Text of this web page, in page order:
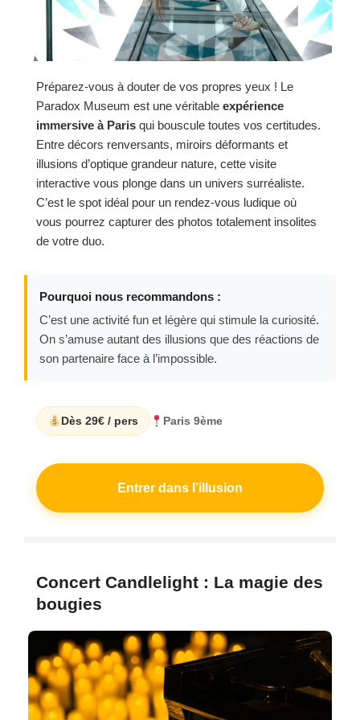
Préparez-vous à douter de vos propres yeux ! Le
Paradox Museum est une véritable expérience
immersive à Paris qui bouscule toutes vos certitudes.
Entre décors renversants, miroirs déformants et
illusions d’optique grandeur nature, cette visite
interactive vous plonge dans un univers surréaliste.
C’est le spot idéal pour un rendez-vous ludique où
vous pourrez capturer des photos totalement insolites
de votre duo.
Pourquoi nous recommandons :
C’est une activité fun et légère qui stimule la curiosité.
On s’amuse autant des illusions que des réactions de
son partenaire face à l’impossible.
Dès 29€ / pers Paris 9ème
Entrer dans l’illusion
Concert Candlelight : La magie des
bougies